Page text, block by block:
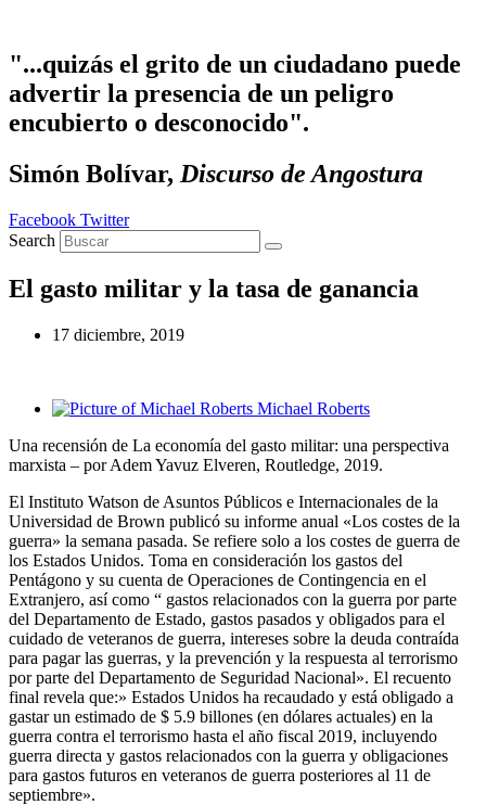
"...quizás el grito de un ciudadano puede
advertir la presencia de un peligro
encubierto o desconocido".
Simón Bolívar, Discurso de Angostura
Facebook Twitter
Search
El gasto militar y la tasa de ganancia
17 diciembre, 2019
Michael Roberts
Una recensión de La economía del gasto militar: una perspectiva
marxista – por Adem Yavuz Elveren, Routledge, 2019.
El Instituto Watson de Asuntos Públicos e Internacionales de la
Universidad de Brown publicó su informe anual «Los costes de la
guerra» la semana pasada. Se refiere solo a los costes de guerra de
los Estados Unidos. Toma en consideración los gastos del
Pentágono y su cuenta de Operaciones de Contingencia en el
Extranjero, así como “ gastos relacionados con la guerra por parte
del Departamento de Estado, gastos pasados y obligados para el
cuidado de veteranos de guerra, intereses sobre la deuda contraída
para pagar las guerras, y la prevención y la respuesta al terrorismo
por parte del Departamento de Seguridad Nacional». El recuento
final revela que:» Estados Unidos ha recaudado y está obligado a
gastar un estimado de $ 5.9 billones (en dólares actuales) en la
guerra contra el terrorismo hasta el año fiscal 2019, incluyendo
guerra directa y gastos relacionados con la guerra y obligaciones
para gastos futuros en veteranos de guerra posteriores al 11 de
septiembre».